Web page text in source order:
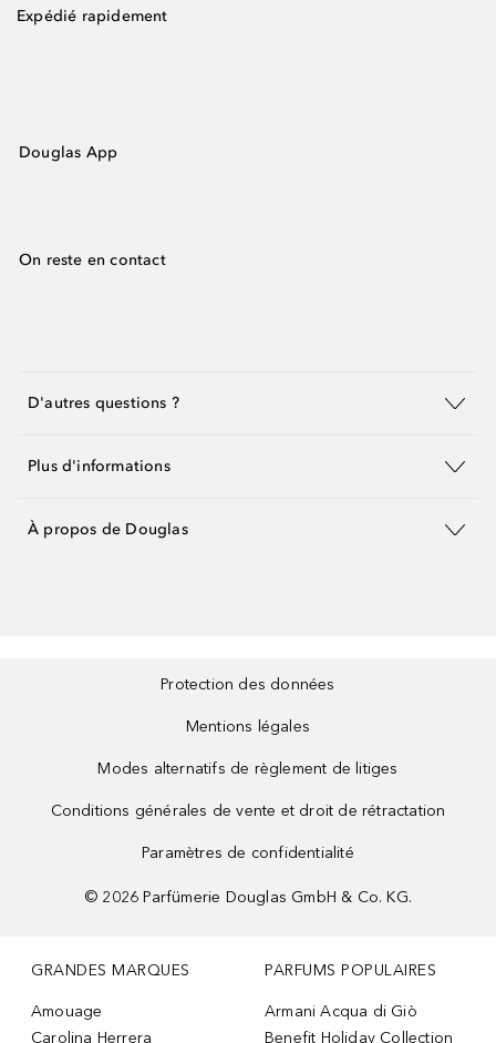
Expédié rapidement
Douglas App
On reste en contact
D'autres questions ?
Plus d'informations
À propos de Douglas
Protection des données
Mentions légales
Modes alternatifs de règlement de litiges
Conditions générales de vente et droit de rétractation
Paramètres de confidentialité
© 2026 Parfümerie Douglas GmbH & Co. KG.
GRANDES MARQUES
Amouage
Carolina Herrera
PARFUMS POPULAIRES
Armani Acqua di Giò
Benefit Holiday Collection